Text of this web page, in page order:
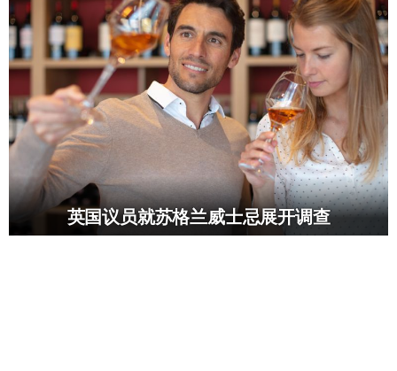
英国议员就苏格兰威士忌展开调查